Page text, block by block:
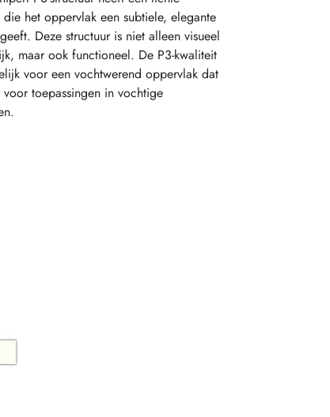
die het oppervlak een subtiele, elegante
Deze structuur is niet alleen visueel
maar ook functioneel. De P3-kwaliteit
voor een vochtwerend oppervlak dat
voor toepassingen in vochtige